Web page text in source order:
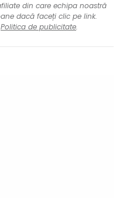
din care echipa noastră
dacă faceți clic pe link.
Politica de publicitate.